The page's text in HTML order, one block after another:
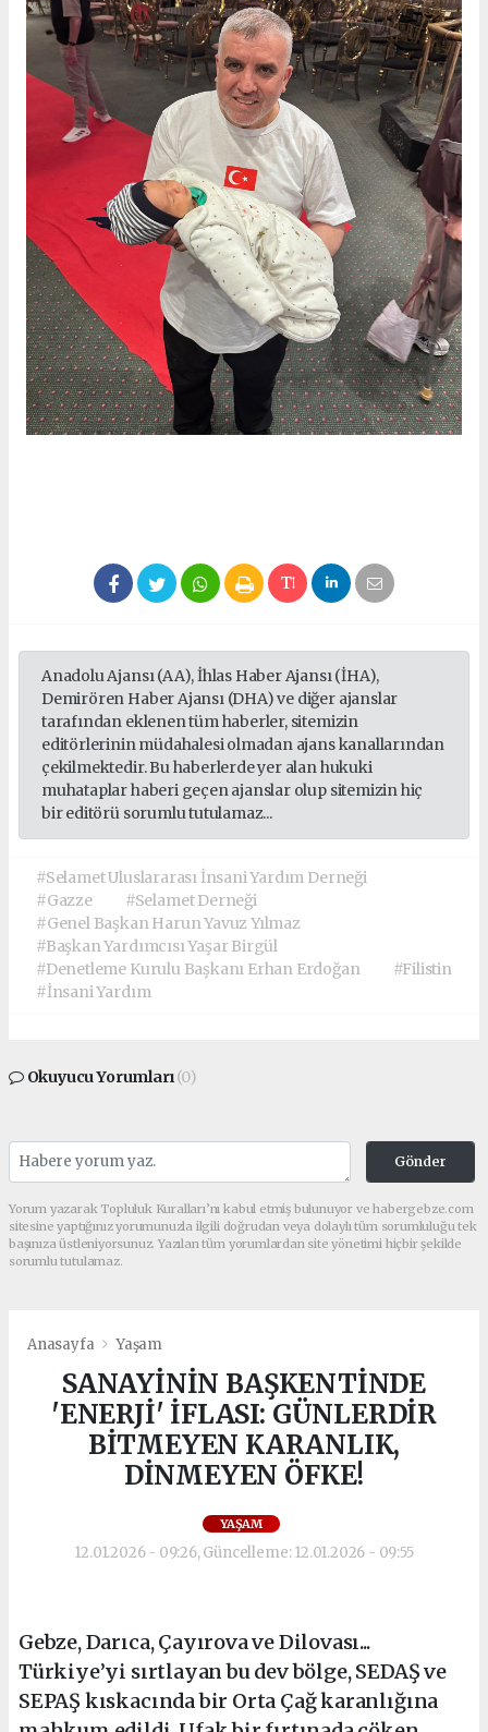
Anadolu Ajansı (AA), İhlas Haber Ajansı (İHA),
Demirören Haber Ajansı (DHA) ve diğer ajanslar
tarafından eklenen tüm haberler, sitemizin
editörlerinin müdahalesi olmadan ajans kanallarından
çekilmektedir. Bu haberlerde yer alan hukuki
muhataplar haberi geçen ajanslar olup sitemizin hiç
bir editörü sorumlu tutulamaz...
#Selamet Uluslararası İnsani Yardım Derneği
#Gazze
#Selamet Derneği
#Genel Başkan Harun Yavuz Yılmaz
#Başkan Yardımcısı Yaşar Birgül
#Denetleme Kurulu Başkanı Erhan Erdoğan
#Filistin
#İnsani Yardım
Okuyucu Yorumları(0)
Gönder
Yorum yazarak Topluluk Kuralları’nı kabul etmiş bulunuyor ve habergebze.com
sitesine yaptığınız yorumunuzla ilgili doğrudan veya dolaylı tüm sorumluluğu tek
başınıza üstleniyorsunuz. Yazılan tüm yorumlardan site yönetimi hiçbir şekilde
sorumlu tutulamaz.
Anasayfa Yaşam
SANAYİNİN BAŞKENTİNDE
'ENERJİ' İFLASI: GÜNLERDİR
BİTMEYEN KARANLIK,
DİNMEYEN ÖFKE!
YAŞAM
12.01.2026 - 09:26, Güncelleme: 12.01.2026 - 09:55
Gebze, Darıca, Çayırova ve Dilovası...
Türkiye’yi sırtlayan bu dev bölge, SEDAŞ ve
SEPAŞ kıskacında bir Orta Çağ karanlığına